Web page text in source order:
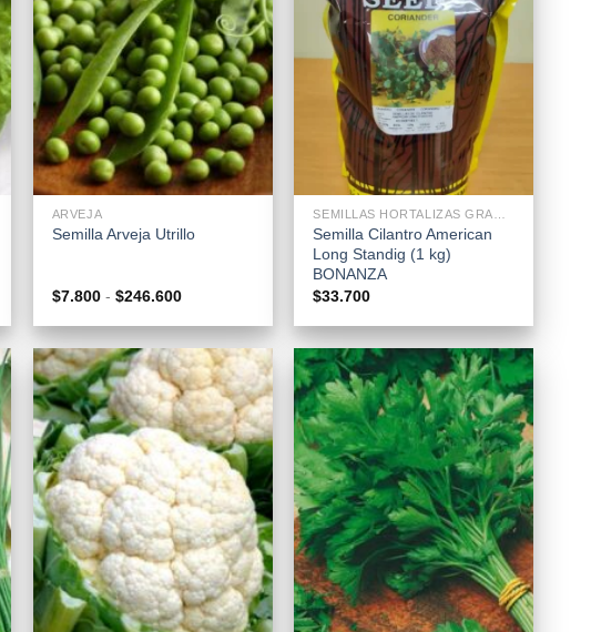
+
ARVEJA
Semilla Arveja Utrillo
$7.800 - $246.600Rango
precios:
$7.800
hasta
$246.600
Semilla Cilantro American
Long Standig (1 kg)
BONANZA
$33.700